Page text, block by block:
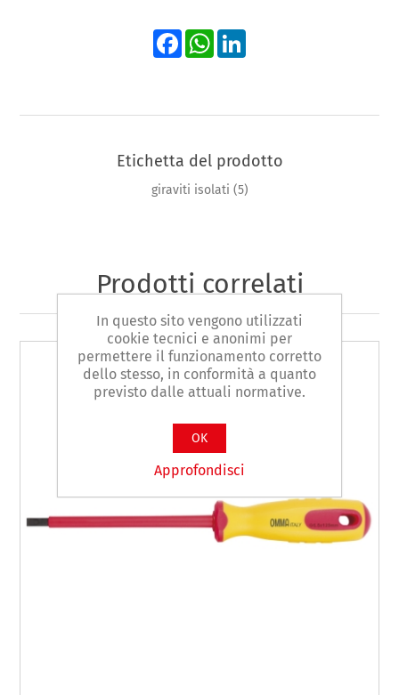
FacebookWhatsApp
Etichetta del prodotto
giraviti isolati (5)
Prodotti correlati
In questo sito vengono utilizzati
cookie tecnici e anonimi per
permettere il funzionamento corretto
dello stesso, in conformità a quanto
previsto dalle attuali normative.
OK
Approfondisci